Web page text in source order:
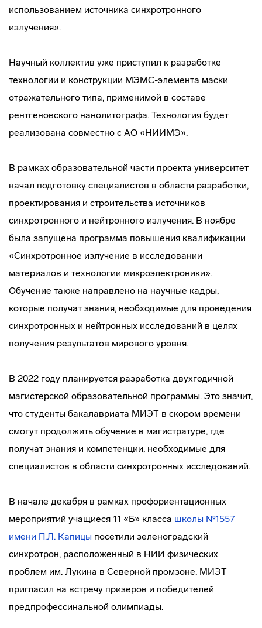
использованием источника синхротронного
излучения».
Научный коллектив уже приступил к разработке
технологии и конструкции МЭМС-элемента маски
отражательного типа, применимой в составе
рентгеновского нанолитографа. Технология будет
реализована совместно с АО «НИИМЭ».
В рамках образовательной части проекта университет
начал подготовку специалистов в области разработки,
проектирования и строительства источников
синхротронного и нейтронного излучения. В ноябре
была запущена программа повышения квалификации
«Синхротронное излучение в исследовании
материалов и технологии микроэлектроники».
Обучение также направлено на научные кадры,
которые получат знания, необходимые для проведения
синхротронных и нейтронных исследований в целях
получения результатов мирового уровня.
В 2022 году планируется разработка двухгодичной
магистерской образовательной программы. Это значит,
что студенты бакалавриата МИЭТ в скором времени
смогут продолжить обучение в магистратуре, где
получат знания и компетенции, необходимые для
специалистов в области синхротронных исследований.
В начале декабря в рамках профориентационных
мероприятий учащиеся 11 «Б» класса школы №1557
имени П.Л. Капицы посетили зеленоградский
синхротрон, расположенный в НИИ физических
проблем им. Лукина в Северной промзоне. МИЭТ
пригласил на встречу призеров и победителей
предпрофессинальной олимпиады.